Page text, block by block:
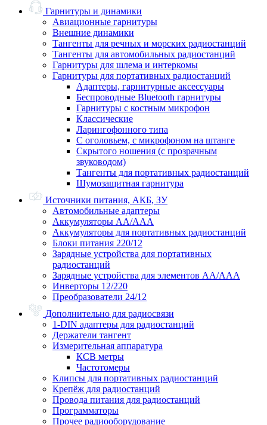
Гарнитуры и динамики
Авиационные гарнитуры
Внешние динамики
Тангенты для речных и морских радиостанций
Тангенты для автомобильных радиостанций
Гарнитуры для шлема и интеркомы
Гарнитуры для портативных радиостанций
Адаптеры, гарнитурные аксессуары
Беспроводные Bluetooth гарнитуры
Гарнитуры с костным микрофон
Классические
Ларингофонного типа
С оголовьем, с микрофоном на штанге
Скрытого ношения (с прозрачным
звуководом)
Тангенты для портативных радиостанций
Шумозащитная гарнитура
Источники питания, АКБ, ЗУ
Автомобильные адаптеры
Аккумуляторы АА/ААА
Аккумуляторы для портативных радиостанций
Блоки питания 220/12
Зарядные устройства для портативных
радиостанций
Зарядные устройства для элементов АА/ААА
Инверторы 12/220
Преобразователи 24/12
Дополнительно для радиосвязи
1-DIN адаптеры для радиостанций
Держатели тангент
Измерительная аппаратура
КСВ метры
Частотомеры
Клипсы для портативных радиостанций
Крепёж для радиостанций
Провода питания для радиостанций
Программаторы
Прочее радиооборудование